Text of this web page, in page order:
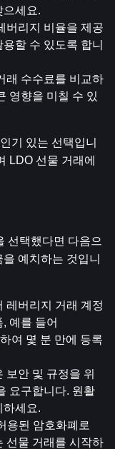
으세요.
버리지 비율을 제공
할 수 있도록 합니
래 수수료를 비교하
영향을 미칠 수 있
기 있는 선택입니
LDO 선물 거래에
선택했다면 다음으
예치하는 것입니
레버리지 거래 계정
예를 들어
여 몇 분 만에 등록
보안 및 규정을 위
요구합니다. 원활
하세요.
용된 암호화폐로
선물 거래를 시작하